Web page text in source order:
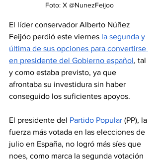
Foto: X @NunezFeijoo
El líder conservador Alberto Núñez
Feijóo perdió este viernes la segunda y
última de sus opciones para convertirse
en presidente del Gobierno español, tal
y como estaba previsto, ya que
afrontaba su investidura sin haber
conseguido los suficientes apoyos.
El presidente del Partido Popular (PP), la
fuerza más votada en las elecciones de
julio en España, no logró más síes que
noes, como marca la segunda votación